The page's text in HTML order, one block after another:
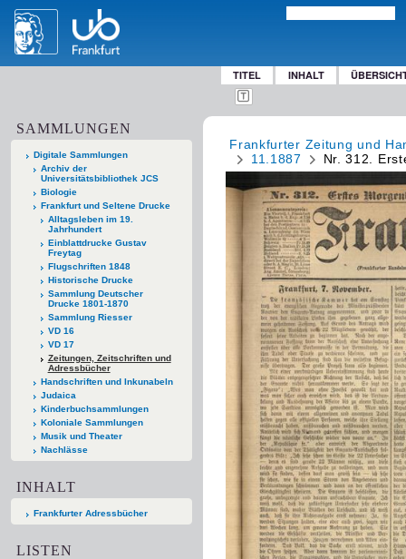
TITEL INHALT
SAMMLUNGEN
Digitale Sammlungen
Archiv der
Universitätsbibliothek JCS
Biologie
Frankfurt und Seltene Drucke
Alltagsleben im 19.
Jahrhundert
Einblattdrucke Gustav
Freytag
Flugschriften 1848
Historische Drucke
Sammlung Deutscher
Drucke 1801-1870
Sammlung Riesser
VD 16
VD 17
Zeitungen, Zeitschriften und
Adressbücher
Handschriften und Inkunabeln
Judaica
Kinderbuchsammlungen
Koloniale Sammlungen
Musik und Theater
Nachlässe
INHALT
Frankfurter Adressbücher
LISTEN
Frankfurter Zeitung und
11.1887
Nr. 312.